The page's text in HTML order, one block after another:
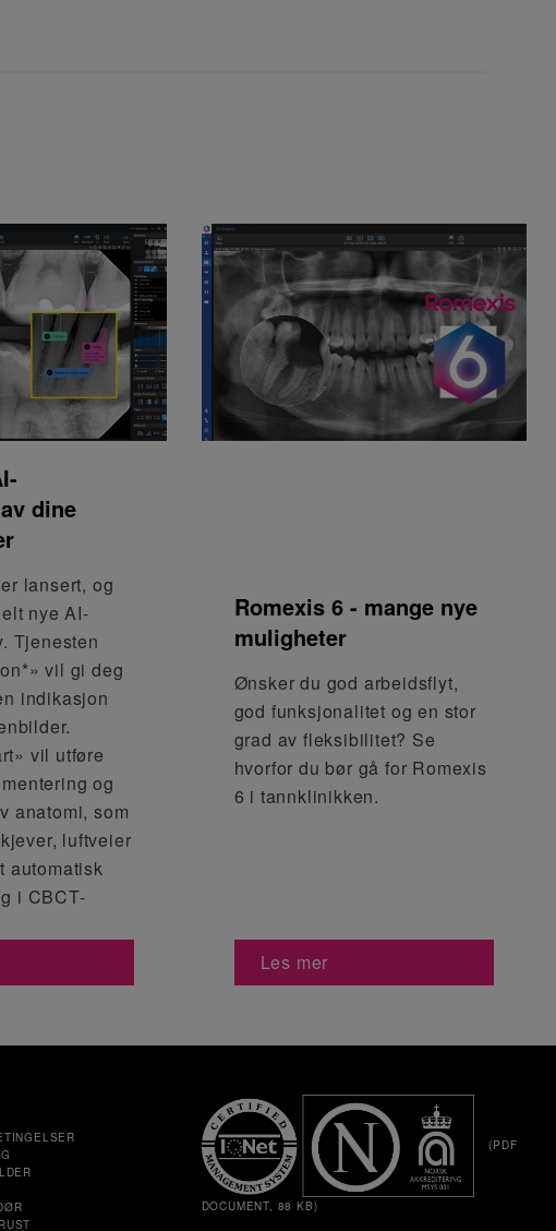
dine
lansert, og
nye AI-
Tjenesten
vil gi deg
indikasjon
vil utføre
og
anatomi, som
luftveier
automatisk
i CBCT-
Romexis 6 - mange nye
muligheter
Ønsker du god arbeidsflyt,
god funksjonalitet og en stor
grad av fleksibilitet? Se
hvorfor du bør gå for Romexis
6 i tannklinikken.
Les mer
(PDF
DOCUMENT, 88 KB)